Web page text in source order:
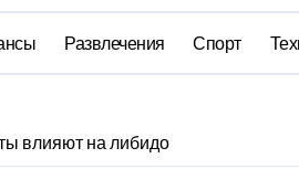
Развлечения Спорт
влияют на либидо